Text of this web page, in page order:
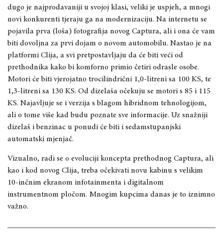
dugo je najprodavaniji u svojoj klasi, veliki je uspjeh, a mnogi
novi konkurenti tjeraju ga na modernizaciju. Na internetu se
pojavila prva (loša) fotografija novog Captura, ali i ona će vam
biti dovoljna za prvi dojam o novom automobilu. Nastao je na
platformi Clija, a svi pretpostavljaju da će biti veći od
prethodnika kako bi komforno primio četiri odrasle osobe.
Motori će biti vjerojatno trocilindrični 1,0-litreni sa 100 KS, te
1,3-litreni sa 130 KS. Od dizelaša očekuju se motori s 85 i 115
KS. Najavljuje se i verzija s blagom hibridnom tehnologijom,
ali o tome više kad budu poznate sve informacije. Uz snažniji
dizelaš i benzinac u ponudi će biti i sedamstupanjski
automatski mjenjač.
Vizualno, radi se o evoluciji koncepta prethodnog Captura, ali
kao i kod novog Clija, treba očekivati novu kabinu s velikim
10-inčnim ekranom infotainmenta i digitalnom
instrumentnom pločom. Mnogim kupcima danas je to iznimno
važno.